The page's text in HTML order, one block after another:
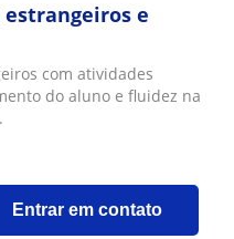
e
com atividades
do aluno e fluidez na
Entrar em contato